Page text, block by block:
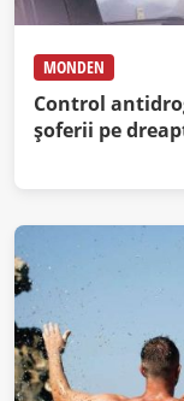
MONDEN
Control
şoferii pe